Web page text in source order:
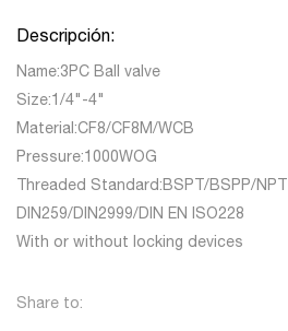
Descripción:
Name:3PC Ball valve
Size:1/4"-4"
Material:CF8/CF8M/WCB
Pressure:1000WOG
Threaded Standard:BSPT/BSPP/NPT
DIN259/DIN2999/DIN EN ISO228
With or without locking devices
Share to: